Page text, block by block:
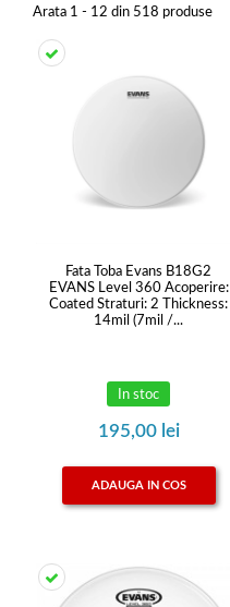
Arata 1 - 12 din 518 produse
Fata Toba Evans B18G2
EVANS Level 360 Acoperire:
Coated Straturi: 2 Thickness:
14mil (7mil /...
In stoc
195,00 lei
ADAUGA IN COS